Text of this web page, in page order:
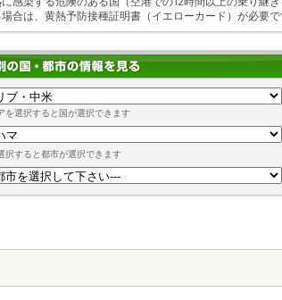
合は、黄熱予防接種証明書（イエローカード）が必要で
を選択すると国が選択できます
択すると都市が選択できます